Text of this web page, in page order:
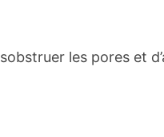
les pores et